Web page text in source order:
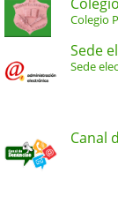
Colegio
Sede
Sede
Canal